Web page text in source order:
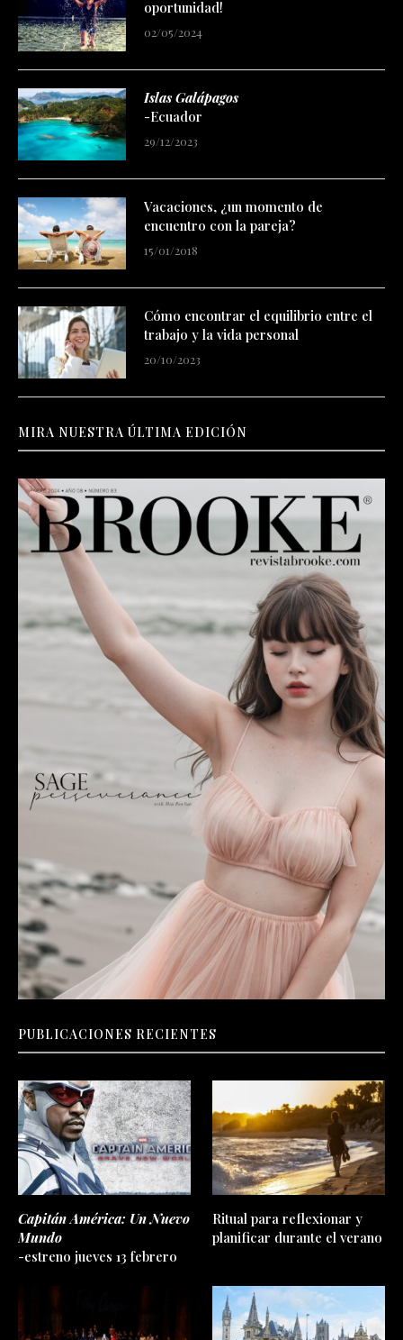
oportunidad!
02/05/2024
Islas Galápagos
-Ecuador
29/12/2023
Vacaciones, ¿un momento de
encuentro con la pareja?
15/01/2018
Cómo encontrar el equilibrio entre el
trabajo y la vida personal
20/10/2023
MIRA NUESTRA ÚLTIMA EDICIÓN
PUBLICACIONES RECIENTES
Capitán América: Un Nuevo
Mundo
-estreno jueves 13 febrero
Ritual para reflexionar y
planificar durante el verano